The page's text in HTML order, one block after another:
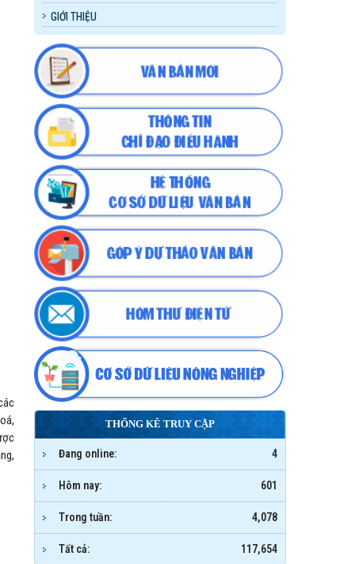
GIỚI THIỆU
THỐNG KÊ TRUY CẬP
Đang online: 4
Hôm nay: 601
Trong tuần: 4,078
Tất cả: 117,654